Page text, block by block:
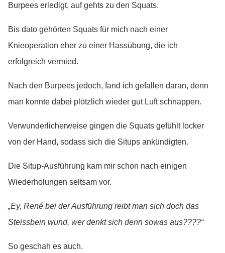
Burpees erledigt, auf gehts zu den Squats.
Bis dato gehörten Squats für mich nach einer
Knieoperation eher zu einer Hassübung, die ich
erfolgreich vermied.
Nach den Burpees jedoch, fand ich gefallen daran, denn
man konnte dabei plötzlich wieder gut Luft schnappen.
Verwunderlicherweise gingen die Squats gefühlt locker
von der Hand, sodass sich die Situps ankündigten.
Die Situp-Ausführung kam mir schon nach einigen
Wiederholungen seltsam vor.
„Ey, René bei der Ausführung reibt man sich doch das
Steissbein wund, wer denkt sich denn sowas aus????“
So geschah es auch.